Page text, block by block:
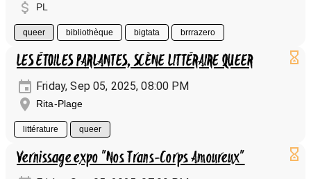
PL
queer bibliothèque bigtata brrrazero
LES ÉTOILES PARLANTES, SCÈNE LITTÉRAIRE QUEER
Friday, Sep 05, 2025, 08:00 PM
Rita-Plage
littérature queer
Vernissage expo "Nos Trans-Corps Amoureux"